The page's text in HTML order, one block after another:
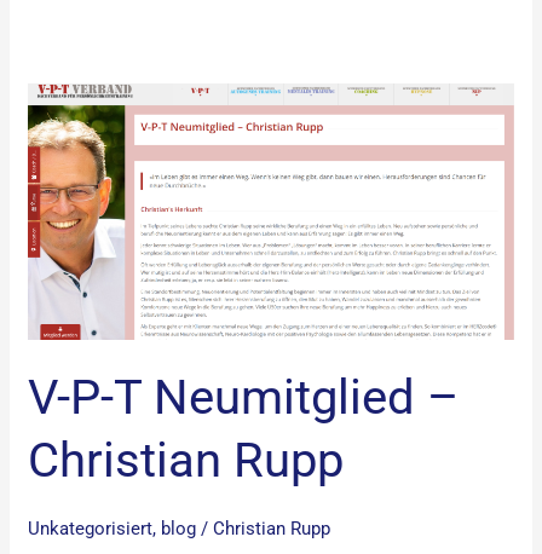
V-P-T Neumitglied –
Christian Rupp
Unkategorisiert, blog /Christian Rupp
V-
P-
T
Neumitglied
–
Christian
Rupp